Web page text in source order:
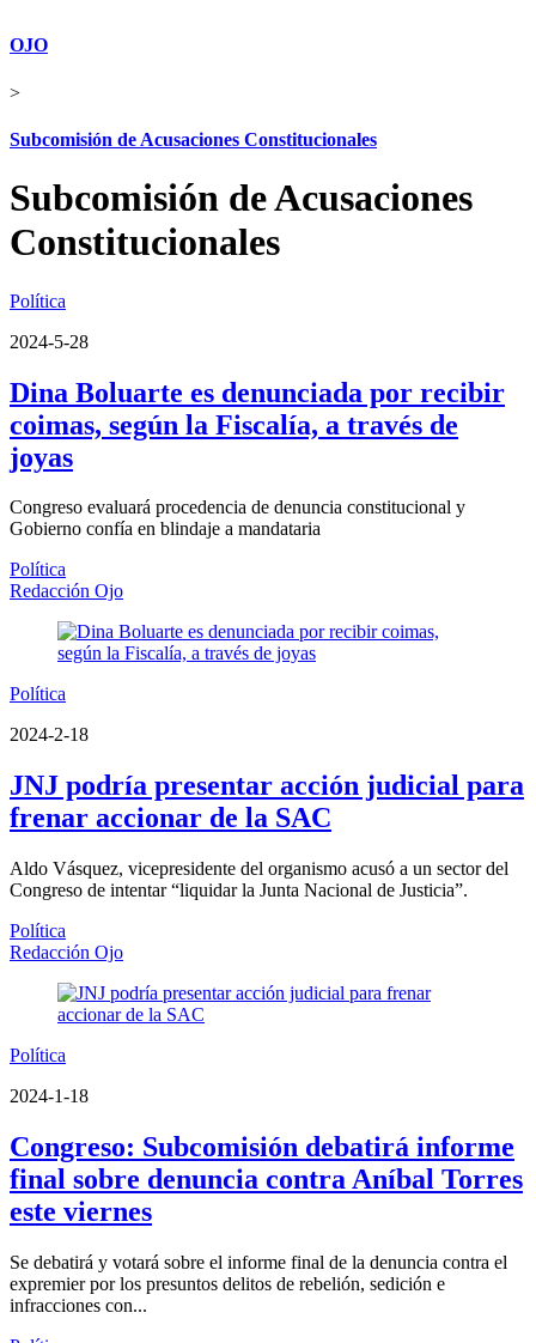
OJO
>
Subcomisión de Acusaciones Constitucionales
Subcomisión de Acusaciones
Constitucionales
Política
2024-5-28
Dina Boluarte es denunciada por recibir
coimas, según la Fiscalía, a través de
joyas
Congreso evaluará procedencia de denuncia constitucional y
Gobierno confía en blindaje a mandataria
Política
Redacción Ojo
Política
2024-2-18
JNJ podría presentar acción judicial para
frenar accionar de la SAC
Aldo Vásquez, vicepresidente del organismo acusó a un sector del
Congreso de intentar “liquidar la Junta Nacional de Justicia”.
Política
Redacción Ojo
Política
2024-1-18
Congreso: Subcomisión debatirá informe
final sobre denuncia contra Aníbal Torres
este viernes
Se debatirá y votará sobre el informe final de la denuncia contra el
expremier por los presuntos delitos de rebelión, sedición e
infracciones con...